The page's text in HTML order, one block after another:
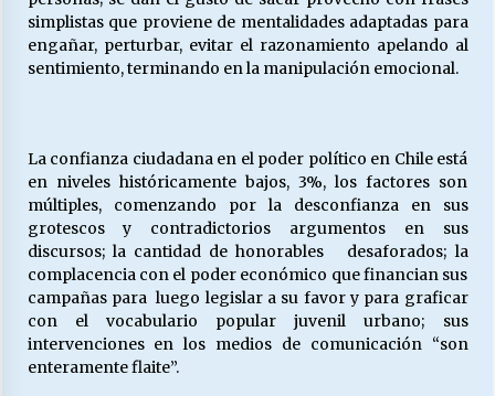
simplistas que proviene de mentalidades adaptadas para
engañar, perturbar, evitar el razonamiento apelando al
sentimiento, terminando en la manipulación emocional.
La confianza ciudadana en el poder político en Chile está
en niveles históricamente bajos, 3%, los factores son
múltiples, comenzando por la desconfianza en sus
grotescos y contradictorios argumentos en sus
discursos; la cantidad de honorables desaforados; la
complacencia con el poder económico que financian sus
campañas para luego legislar a su favor y para graficar
con el vocabulario popular juvenil urbano; sus
intervenciones en los medios de comunicación “son
enteramente flaite”.